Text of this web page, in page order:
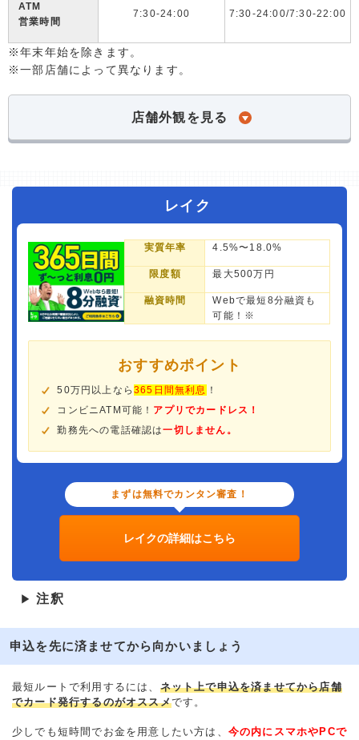
ATM
営業時間
7:30-24:00 7:30-24:00/7:30-22:00
※年末年始を除きます。
※一部店舗によって異なります。
店舗外観を見る
レイク
実質年率 4.5%〜18.0%
限度額 最大500万円
融資時間
Webで最短8分融資も
可能！※
おすすめポイント
50万円以上なら365日間無利息 ！
コンビニATM可能！ アプリでカードレス！
勤務先への電話確認は一切しません。
まずは無料でカンタン審査！
レイクの詳細はこちら
▶ 注釈
申込を先に済ませてから向かいましょう
最短ルートで利用するには、 ネット上で申込を済ませてから店舗
でカード発行するのがオススメです。
少しでも短時間でお金を用意したい方は、 今の内にスマホやPCで